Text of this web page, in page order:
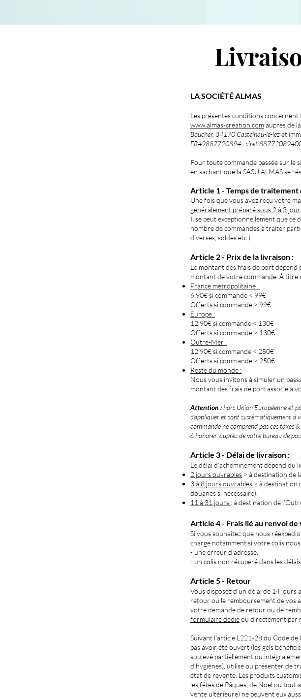
LA SOCIÉTÉ ALMAS
Les présentes conditions concernent
www.almas-creation.comauprès de la
Boucher, 34170 Castelnau-le-lezet
FR49887720894 - siret 88772089
Pour toute commande passée sur le
en sachant que la SASU ALMAS se
Article 1- Temps de traitement
Une fois que vous avez reçu votre
généralement préparé sous 2 à 3
Il se peut exceptionnellement que ce
nombre de commandes à traiter
diverses, soldes etc.).
Article 2 - Prix de la livraison :
Le montant des frais de portdépend
montant de votre commande. À titre
France métropolitaine :
6,90€ si commande < 99€
Offerts si commande > 99€
Europe :
12,90€ si commande < 130€
Offerts si commande > 130€
Outre-Mer :
12,90€ si commande < 250€
Offerts si commande > 250€
Reste du monde :
Nous vous invitons à simuler un
montant des frais de port associé à
Attention :hors Union Européenne et
s'appliquer et sont systématiquement à
commande ne comprend pas ces taxes
à honorer, auprès de votre bureau de
Article 3 - Délai de livraison :
Le délai d’acheminement dépend du
2 jours ouvrables > à destination de
3 à 8 jours ouvrables > à destination
douanes si nécessaire).
11 à 31 jours : à destination de
Article 4 - Frais lié au renvoi de
Si vous souhaitez que nous
charge notamment si votre colis
- une erreur d’adresse,
- un colis non récupéré dans les
Article 5 - Retour
Vous disposez d’un délai de 14
retour ou le remboursement de vos
votre demande de retour ou de
formulaire dédiéou directement par
Suivant l'article L221-28 du Code
pas avoir été ouvert (les gels
soulevé partiellement ou
d'hygiènes), utilisé ou présenter de
état de revente. Les produits
les fêtes de Pâques, de Noël ou tout
vente ultérieure) ne peuvent eux